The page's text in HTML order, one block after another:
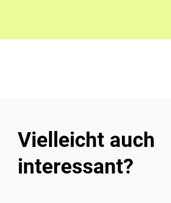
Vielleicht auch
interessant?